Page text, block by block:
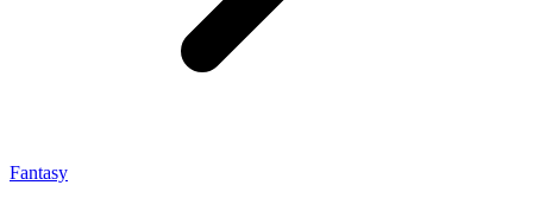
Fantasy